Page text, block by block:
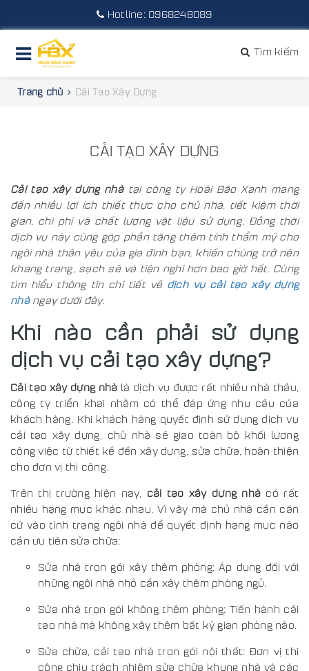
Hotline: 0968248089
Tìm kiếm
Trang chủ Cải Tạo Xây Dựng
CẢI TẠO XÂY DỰNG
Cải tạo xây dựng nhàtại công ty Hoài Bão Xanh mang
đến nhiều lợi ích thiết thực cho chủ nhà, tiết kiệm thời
gian, chi phí và chất lượng vật liệu sử dụng. Đồng thời
dịch vụ này cũng góp phần tăng thêm tính thẩm mỹ cho
ngôi nhà thân yêu của gia đình bạn, khiến chúng trở nên
khang trang, sạch sẽ và tiện nghi hơn bao giờ hết. Cùng
tìm hiểu thông tin chi tiết về dịch vụ cải tạo xây dựng
nhà ngay dưới đây.
Khi nào cần phải sử dụng
dịch vụ cải tạo xây dựng?
Cải tạo xây dựng nhà là dịch vụ được rất nhiều nhà thầu,
công ty triển khai nhằm có thể đáp ứng nhu cầu của
khách hàng. Khi khách hàng quyết định sử dụng dịch vụ
cải tạo xây dựng, chủ nhà sẽ giao toàn bộ khối lượng
công việc từ thiết kế đến xây dựng, sửa chữa, hoàn thiện
cho đơn vị thi công.
Trên thị trường hiện nay, cải tạo xây dựng nhà có rất
nhiều hạng mục khác nhau. Vì vậy mà chủ nhà cần căn
cứ vào tình trạng ngôi nhà để quyết định hạng mục nào
cần ưu tiên sửa chữa:
Sửa nhà trọn gói xây thêm phòng: Áp dụng đối với
những ngôi nhà nhỏ cần xây thêm phòng ngủ.
Sửa nhà trọn gói không thêm phòng: Tiến hành cải
tạo nhà mà không xây thêm bất kỳ gian phòng nào.
Sửa chữa, cải tạo nhà trọn gói nội thất: Đơn vị thi
công chịu trách nhiệm sửa chữa khung nhà và các